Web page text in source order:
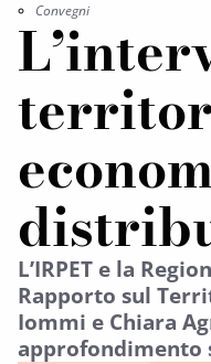
Convegni
L’IRPET e la
Rapporto sul
Iommi e Chiara
approfondimento